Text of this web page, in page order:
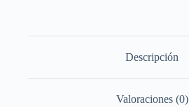
Descripción
Valoraciones (0)